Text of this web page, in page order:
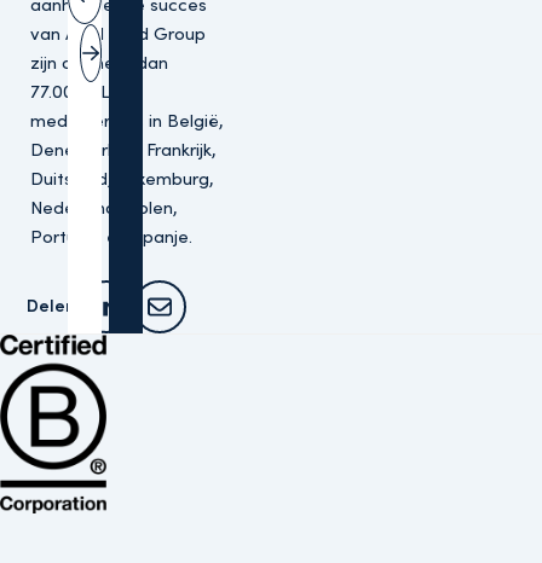
aanhoudende succes
van ALDI Nord Group
zijn de meer dan
77.000 ALDI
medewerkers in België,
Denemarken, Frankrijk,
Duitsland, Luxemburg,
Nederland, Polen,
Portugal en Spanje.
Delen: Deel dit artikel op LinkedIn
Deel dit artikel via e-mail
Vorige slide
Volgende slide
Bekijk de B Corp-certificering van Altera (opent in nieuw venster)